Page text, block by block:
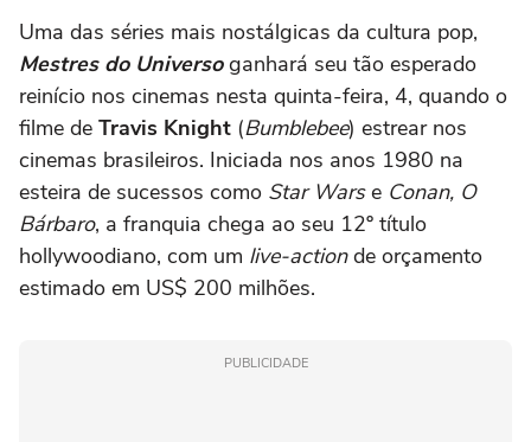
Uma das séries mais nostálgicas da cultura pop,
Mestres do Universoganhará seu tão esperado
reinício nos cinemas nesta quinta-feira, 4, quando o
filme de Travis Knight (Bumblebee) estrear nos
cinemas brasileiros. Iniciada nos anos 1980 na
esteira de sucessos como Star Warse Conan, O
Bárbaro, a franquia chega ao seu 12º título
hollywoodiano, com um live-actionde orçamento
estimado em US$ 200 milhões.
PUBLICIDADE